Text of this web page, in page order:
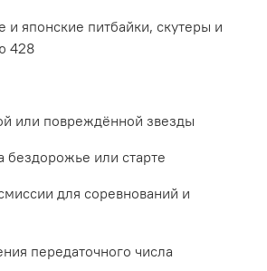
и японские питбайки, скутеры и
428
или повреждённой звезды
бездорожье или старте
для соревнований и
передаточного числа